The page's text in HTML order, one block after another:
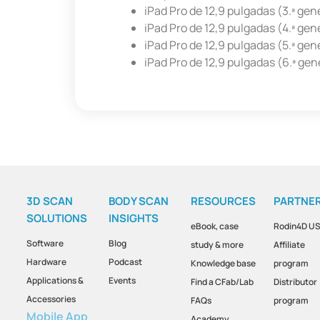
iPad Pro de 12,9 pulgadas (3.ª
iPad Pro de 12,9 pulgadas (4.ª
iPad Pro de 12,9 pulgadas (5.ª
iPad Pro de 12,9 pulgadas (6.ª
3D SCAN
SOLUTIONS
Software
Hardware
Applications &
Accessories
Mobile App
BODY SCAN
INSIGHTS
Blog
Podcast
Events
RESOURCES
eBook, case
study & more
Knowledge base
Find a CFab/Lab
FAQs
Rodin4D
Affiliate
program
Distributor
program